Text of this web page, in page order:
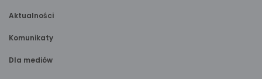
Aktualności
Komunikaty
Dla mediów